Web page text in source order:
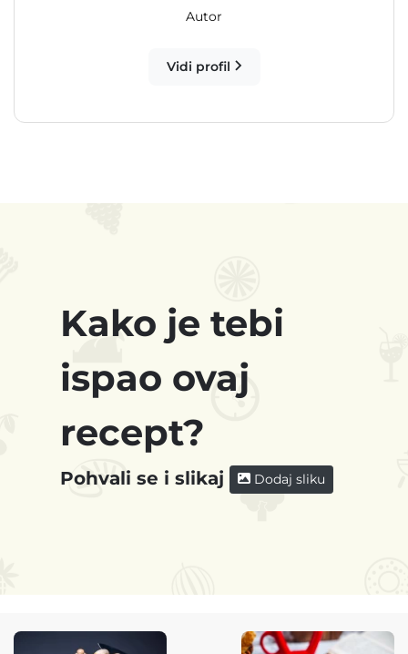
Autor
Vidi profil
Kako je tebi
ispao ovaj
recept?
Pohvali se i slikaj Dodaj sliku